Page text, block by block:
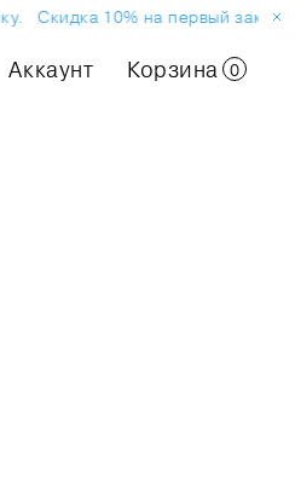
Скидка 10% на первый заказ
Аккаунт Корзина 0